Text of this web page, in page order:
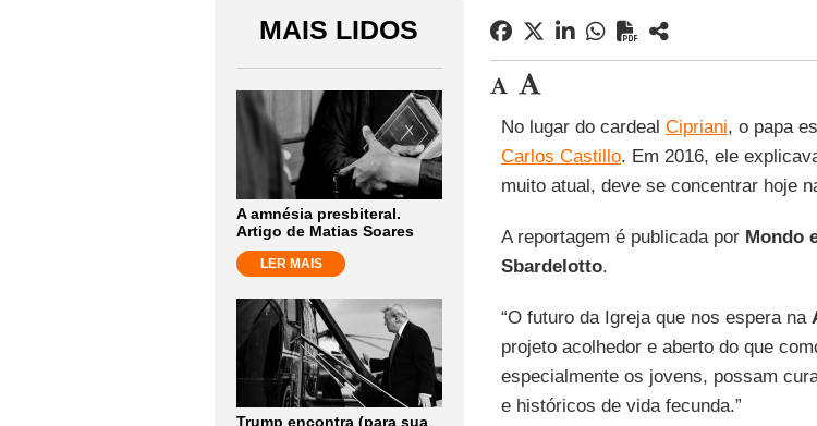
MAIS LIDOS
A amnésia presbiteral.
Artigo de Matias Soares
LER MAIS
Trump encontra (para sua
No lugar do cardeal Cipriani, o papa
Carlos Castillo. Em 2016, ele
muito atual, deve se concentrar hoje
A reportagem é publicada por Mondo
Sbardelotto.
“O futuro da Igreja que nos espera na
projeto acolhedor e aberto do que
especialmente os jovens, possam
e históricos de vida fecunda.”